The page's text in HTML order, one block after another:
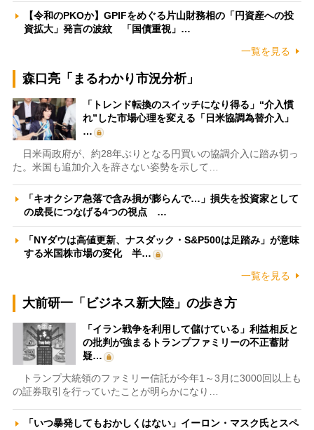
【令和のPKOか】GPIFをめぐる片山財務相の「円資産への投
資拡大」発言の波紋 「国債重視」…
一覧を見る
森口亮「まるわかり市況分析」
「トレンド転換のスイッチになり得る」“介入慣
れ”した市場心理を変える「日米協調為替介入」
…
日米両政府が、約28年ぶりとなる円買いの協調介入に踏み切っ
た。米国も追加介入を辞さない姿勢を示して…
「キオクシア急落で含み損が膨らんで…」損失を投資家として
の成長につなげる4つの視点 …
「NYダウは高値更新、ナスダック・S&P500は足踏み」が意味
する米国株市場の変化 半…
一覧を見る
大前研一「ビジネス新大陸」の歩き方
「イラン戦争を利用して儲けている」利益相反と
の批判が強まるトランプファミリーの不正蓄財
疑…
トランプ大統領のファミリー信託が今年1～3月に3000回以上も
の証券取引を行っていたことが明らかになり…
「いつ暴発してもおかしくはない」イーロン・マスク氏とスペ